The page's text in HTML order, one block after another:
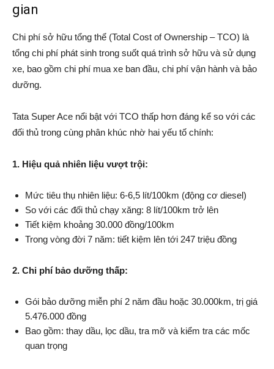
gian
Chi phí sở hữu tổng thể (Total Cost of Ownership – TCO) là
tổng chi phí phát sinh trong suốt quá trình sở hữu và sử dụng
xe, bao gồm chi phí mua xe ban đầu, chi phí vận hành và bảo
dưỡng.
Tata Super Ace nổi bật với TCO thấp hơn đáng kể so với các
đối thủ trong cùng phân khúc nhờ hai yếu tố chính:
1. Hiệu quả nhiên liệu vượt trội:
Mức tiêu thụ nhiên liệu: 6-6,5 lít/100km (động cơ diesel)
So với các đối thủ chạy xăng: 8 lít/100km trở lên
Tiết kiệm khoảng 30.000 đồng/100km
Trong vòng đời 7 năm: tiết kiệm lên tới 247 triệu đồng
2. Chi phí bảo dưỡng thấp:
Gói bảo dưỡng miễn phí 2 năm đầu hoặc 30.000km, trị giá
5.476.000 đồng
Bao gồm: thay dầu, lọc dầu, tra mỡ và kiểm tra các mốc
quan trọng